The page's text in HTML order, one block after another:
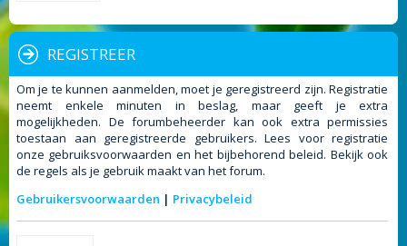
REGISTREER
Om je te kunnen aanmelden, moet je geregistreerd zijn. Registratie
neemt enkele minuten in beslag, maar geeft je extra
mogelijkheden. De forumbeheerder kan ook extra permissies
toestaan aan geregistreerde gebruikers. Lees voor registratie
onze gebruiksvoorwaarden en het bijbehorend beleid. Bekijk ook
de regels als je gebruik maakt van het forum.
Gebruikersvoorwaarden | Privacybeleid